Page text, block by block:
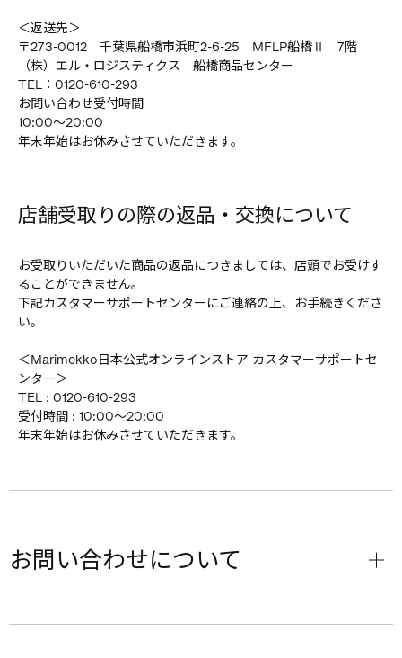
＜返送先＞
〒273-0012 千葉県船橋市浜町2-6-25 MFLP船橋Ⅱ 7階
（株）エル・ロジスティクス 船橋商品センター
TEL：0120-610-293
お問い合わせ受付時間
10:00～20:00
年末年始はお休みさせていただきます。
店舗受取りの際の返品・交換について
お受取りいただいた商品の返品につきましては、店頭でお受けす
ることができません。
下記カスタマーサポートセンターにご連絡の上、お手続きくださ
い。
＜Marimekko日本公式オンラインストア カスタマーサポートセ
ンター＞
TEL : 0120-610-293
受付時間 : 10:00～20:00
年末年始はお休みさせていただきます。
お問い合わせについて